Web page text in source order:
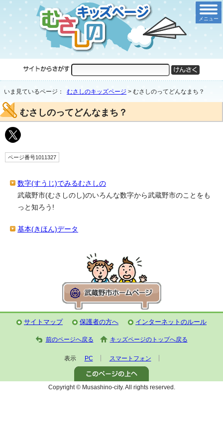
メニュー
いま見ているページ： むさしのキッズページ > むさしのってどんなまち？
むさしのってどんなまち？
ページ番号1011327
数字(すうじ)でみるむさしの
武蔵野市(むさしのし)のいろんな数字から武蔵野市のことをも
っと知ろう!
基本(きほん)データ
サイトマップ 保護者の方へ インターネットのルール
前のページへ戻る キッズページのトップへ戻る
表示 PC スマートフォン
Copyright © Musashino-city. All rights reserved.